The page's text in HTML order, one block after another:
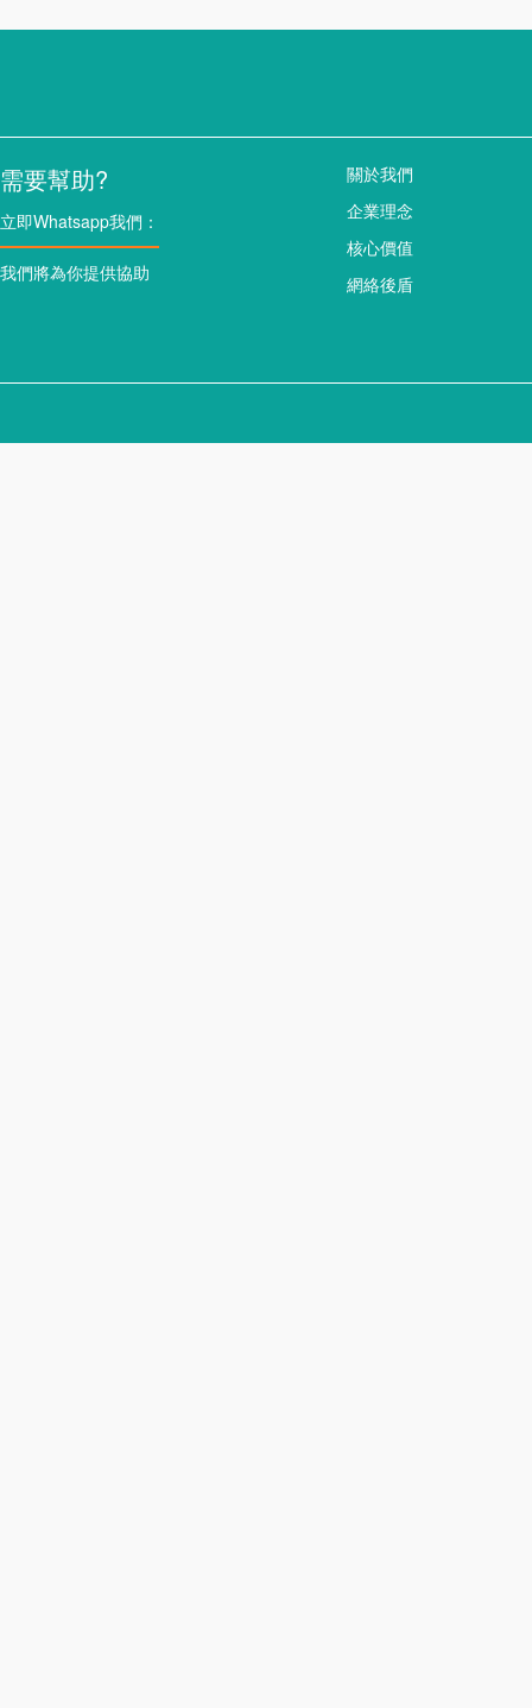
需要幫助?
立即Whatsapp我們：
我們將為你提供協助
關於我們
企業理念
核心價值
網絡後盾